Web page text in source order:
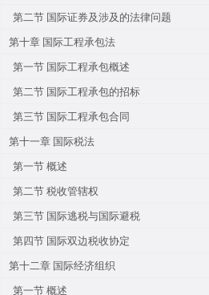
第二节 国际证券及涉及的法律问题
第十章 国际工程承包法
第一节 国际工程承包概述
第二节 国际工程承包的招标
第三节 国际工程承包合同
第十一章 国际税法
第一节 概述
第二节 税收管辖权
第三节 国际逃税与国际避税
第四节 国际双边税收协定
第十二章 国际经济组织
第一节 概述